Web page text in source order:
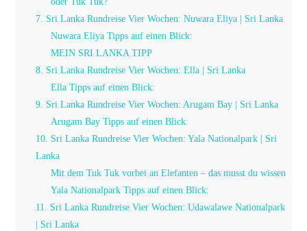
7. Sri Lanka Rundreise Vier Wochen: Nuwara Eliya | Sri Lanka
Nuwara Eliya Tipps auf einen Blick:
MEIN SRI LANKA TIPP
8. Sri Lanka Rundreise Vier Wochen: Ella | Sri Lanka
Ella Tipps auf einen Blick:
9. Sri Lanka Rundreise Vier Wochen: Arugam Bay | Sri Lanka
Arugam Bay Tipps auf einen Blick:
10. Sri Lanka Rundreise Vier Wochen: Yala Nationalpark | Sri
Lanka
Mit dem Tuk Tuk vorbei an Elefanten – das musst du wissen
Yala Nationalpark Tipps auf einen Blick:
11. Sri Lanka Rundreise Vier Wochen: Udawalawe Nationalpark
| Sri Lanka